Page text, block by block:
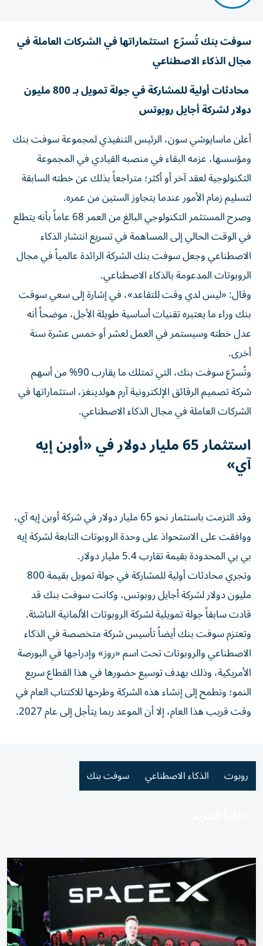
سوفت بنك تُسرّع استثماراتها في الشركات العاملة في
مجال الذكاء الاصطناعي
محادثات أولية للمشاركة في جولة تمويل بـ 800 مليون
دولار لشركة أجايل روبوتس
أعلن ماسايوشي سون، الرئيس التنفيذي لمجموعة سوفت بنك
ومؤسسها، عزمه البقاء في منصبه القيادي في المجموعة
التكنولوجية لعقد آخر أو أكثر؛ متراجعاً بذلك عن خطته السابقة
لتسليم زمام الأمور عندما يتجاوز الستين من عمره.
وصرح المستثمر التكنولوجي البالغ من العمر 68 عاماً بأنه يتطلع
في الوقت الحالي إلى المساهمة في تسريع انتشار الذكاء
الاصطناعي وجعل سوفت بنك الشركة الرائدة عالمياً في مجال
الروبوتات المدعومة بالذكاء الاصطناعي.
وقال: «ليس لدي وقت للتقاعد»، في إشارة إلى سعي سوفت
بنك وراء ما يعتبره تقنيات أساسية طويلة الأجل، موضحاً أنه
عدل خطته وسيستمر في العمل لعشر أو خمس عشرة سنة
أخرى.
وتُسرّع سوفت بنك، التي تمتلك ما يقارب 90% من أسهم
شركة تصميم الرقائق الإلكترونية آرم هولدينغز، استثماراتها في
الشركات العاملة في مجال الذكاء الاصطناعي.
استثمار 65 مليار دولار في «أوبن إيه
آي»
وقد التزمت باستثمار نحو 65 مليار دولار في شركة أوبن إيه آي،
ووافقت على الاستحواذ على وحدة الروبوتات التابعة لشركة إيه
بي بي المحدودة بقيمة تقارب 5.4 مليار دولار.
وتجري محادثات أولية للمشاركة في جولة تمويل بقيمة 800
مليون دولار لشركة أجايل روبوتس، وكانت سوفت بنك قد
قادت سابقاً جولة تمويلية لشركة الروبوتات الألمانية الناشئة.
وتعتزم سوفت بنك أيضاً تأسيس شركة متخصصة في الذكاء
الاصطناعي والروبوتات تحت اسم «روز» وإدراجها في البورصة
الأمريكية، وذلك بهدف توسيع حضورها في هذا القطاع سريع
النمو؛ وتطمح إلى إنشاء هذه الشركة وطرحها للاكتتاب العام في
وقت قريب هذا العام، إلا أن الموعد ربما يتأجل إلى عام 2027.
روبوت الذكاء الاصطناعي سوفت بنك